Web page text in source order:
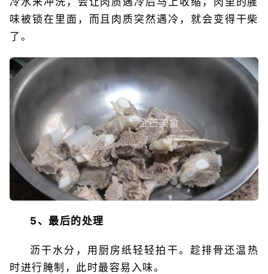
味被锁在里面，而且肉质突然遇冷，就会变得干柴
了。
5、最后的处理
沥干水分，用厨房纸轻轻拍干。趁排骨还温热
时进行腌制，此时最容易入味。